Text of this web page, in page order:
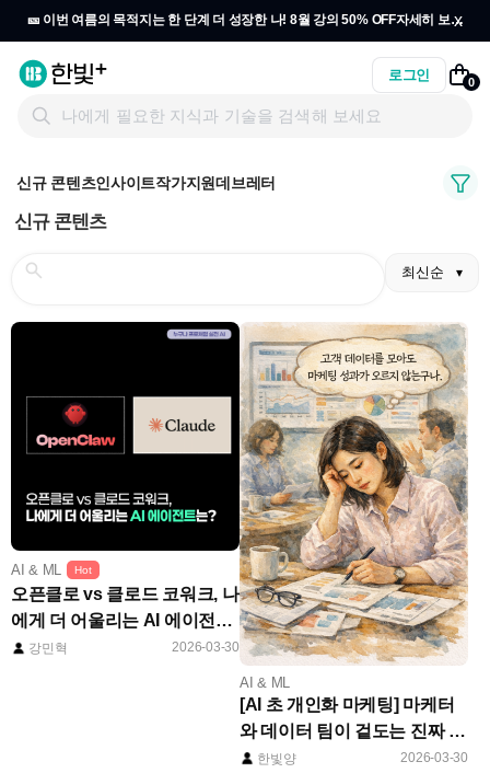
🎫 이번 여름의 목적지는 한 단계 더 성장한 나! 8월 강의 50% OFF자세히 보기
x
로그인 0
신규 콘텐츠인사이트작가지원데브레터
신규 콘텐츠
최신순 ▾
AI & ML Hot
오픈클로 vs 클로드 코워크, 나
에게 더 어울리는 AI 에이전트
는?강민혁 2026-03-30
AI & ML
[AI 초 개인화 마케팅] 마케터
와 데이터 팀이 겉도는 진짜 이
유: AI를 활용해 분석을 넘어
한빛양 2026-03-30